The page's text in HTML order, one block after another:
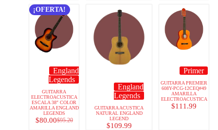
¡OFERTA!
England
Legends
GUITARRA
ELECTROACUSTICA
ESCALA 38″ COLOR
AMARILLA ENGLAND
LEGENDS
$95.20
$80.00
England
Legends
GUITARRA ACUSTICA
NATURAL ENGLAND
LEGEND
$109.99
Primer
GUITARRA PREMIER
608Y-PCG-12CEQ#49
AMARILLA
ELECTROACUSTICA
$111.99